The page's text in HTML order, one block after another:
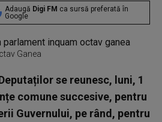
Adaugă Digi FM ca sursă preferată în
Google
Ganea
se reunesc, luni, 1
comune succesive, pentru
Guvernului, pe rând, pentru